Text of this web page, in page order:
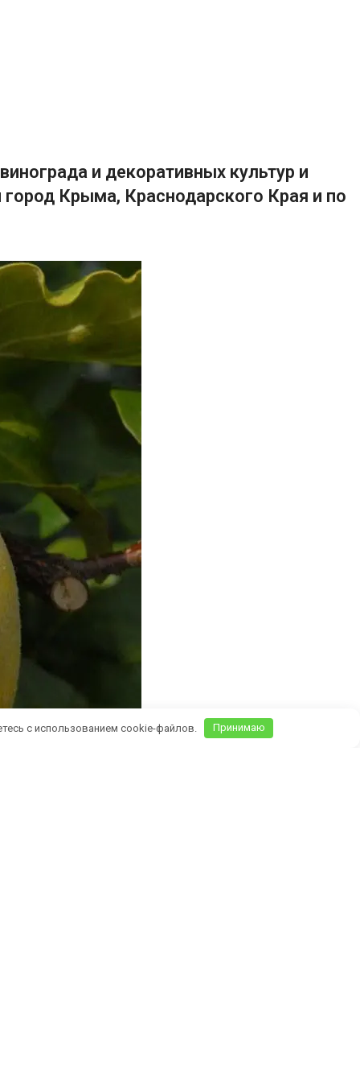
и декоративных культур и
Крыма, Краснодарского Края и по
с использованием cookie-файлов. Принимаю